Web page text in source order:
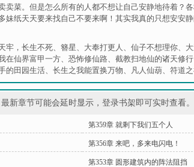
卖菜。但是怎么所有的人都不想让自己安静地待着？
纸天天要来找自己不要来啊！其实我真的只想安安
牢，长生不死、 簪星、 大奉打更人 、 仙子不想理你、
在仙界富甲一方、 恐怖修仙路、 截教扫地仙的诸天修行
的田园生活、 长生之我能置换万物、 凡人仙葫、 符道之
新章节可能会延时显示，登录书架即可实时查看。
第359章 就剩下我们五个人
第356章 来吧，多来电闪电！
第353章 圆形建筑内的阵法阻挡